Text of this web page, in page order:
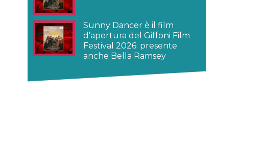
Sunny Dancer è il film
d’apertura del Giffoni Film
Festival 2026: presente
anche Bella Ramsey